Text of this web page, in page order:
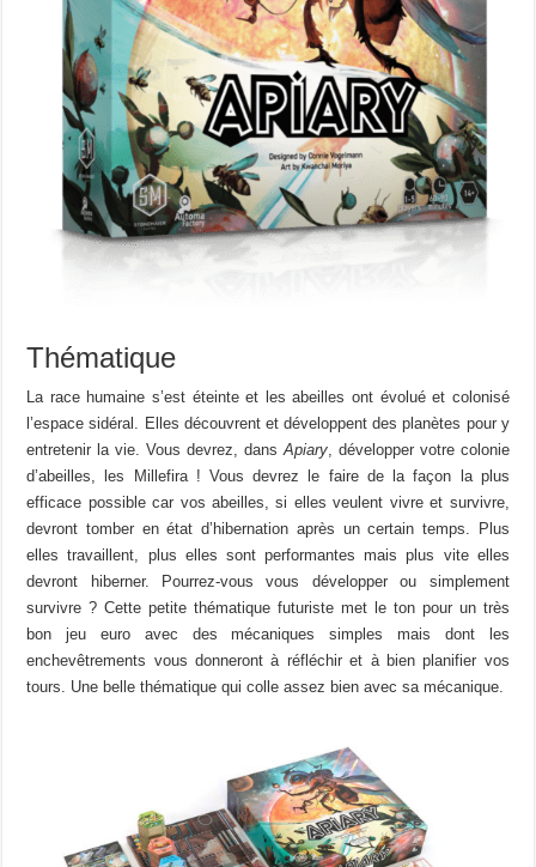
Thématique
La race humaine s’est éteinte et les abeilles ont évolué et colonisé
l’espace sidéral. Elles découvrent et développent des planètes pour y
entretenir la vie. Vous devrez, dansApiary, développer votre colonie
d’abeilles, les Millefira ! Vous devrez le faire de la façon la plus
efficace possible car vos abeilles, si elles veulent vivre et survivre,
devront tomber en état d’hibernation après un certain temps. Plus
elles travaillent, plus elles sont performantes mais plus vite elles
devront hiberner. Pourrez-vous vous développer ou simplement
survivre ? Cette petite thématique futuriste met le ton pour un très
bon jeu euro avec des mécaniques simples mais dont les
enchevêtrements vous donneront à réfléchir et à bien planifier vos
tours. Une belle thématique qui colle assez bien avec sa mécanique.